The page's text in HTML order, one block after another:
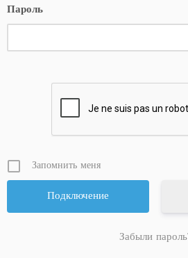
Пароль
Запомнить меня
Забыли